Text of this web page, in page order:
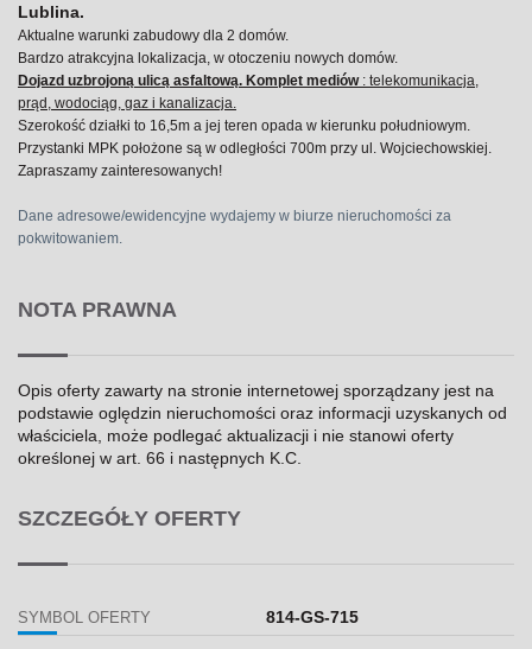
Lublina.
Aktualne warunki zabudowy dla 2 domów.
Bardzo atrakcyjna lokalizacja, w otoczeniu nowych domów.
Dojazd uzbrojoną ulicą asfaltową. Komplet mediów : telekomunikacja,
prąd, wodociąg, gaz i kanalizacja.
Szerokość działki to 16,5m a jej teren opada w kierunku południowym.
Przystanki MPK położone są w odległości 700m przy ul. Wojciechowskiej.
Zapraszamy zainteresowanych!
Dane adresowe/ewidencyjne wydajemy w biurze nieruchomości za
pokwitowaniem.
NOTA PRAWNA
Opis oferty zawarty na stronie internetowej sporządzany jest na
podstawie oględzin nieruchomości oraz informacji uzyskanych od
właściciela, może podlegać aktualizacji i nie stanowi oferty
określonej w art. 66 i następnych K.C.
SZCZEGÓŁY OFERTY
SYMBOL OFERTY 814-GS-715